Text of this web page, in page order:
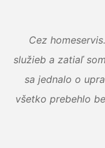
Cez
služieb a zatiaľ
sa jednalo o
všetko prebehlo